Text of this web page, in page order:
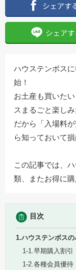
ハウステンボス
始！
お土産も買いた
スまるごと楽しみ
だから「入場料
ら知っておいて
この記事では、
類、またお得に
目次
1.ハウステンボス
1-1.早期購入割引
1-2.各種会員優待